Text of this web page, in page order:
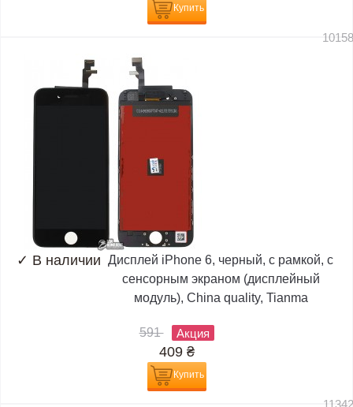
Купить
✓ В наличии Дисплей iPhone 6, черный, с рамкой, с
сенсорным экраном (дисплейный
модуль), China quality, Tianma
591 Акция
409 ₴
Купить